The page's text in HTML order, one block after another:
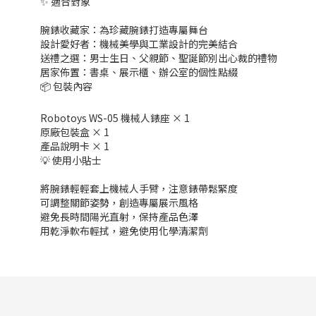
腕錶收藏家：為珍藏腕錶打造專屬舞台
設計愛好者：機械美學與工業設計的完美結合
送禮之選：男士生日、父親節、聖誕節別出心裁的禮物
居家佈置：書桌、展示櫃、辦公室的個性點綴
📦 包裝內容
Robotoys WS-05 機械人錶座 × 1
原廠包裝盒 × 1
產品說明卡 × 1
💡 使用小貼士
將腕錶輕輕套上機械人手臂，注意錶帶鬆緊度
可調整關節姿勢，創造專屬展示風格
避免長時間陽光直射，保持產品色澤
用乾淨軟布輕拭，避免使用化學清潔劑